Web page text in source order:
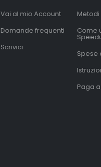
Vai al mio Account
Domande frequenti
Scrivici
Come
Spese
Paga